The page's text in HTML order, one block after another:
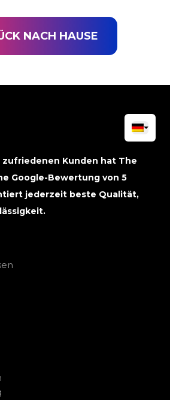
NACH HAUSE
zufriedenen Kunden hat The
Google-Bewertung von 5
jederzeit beste Qualität,